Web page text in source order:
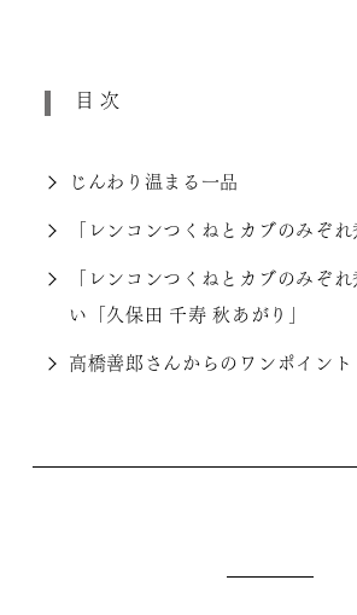
目次
じんわり温まる一品
「レンコンつくねとカブのみぞ
「レンコンつくねとカブのみぞ
い「久保田 千寿 秋あがり」
高橋善郎さんからのワンポイント